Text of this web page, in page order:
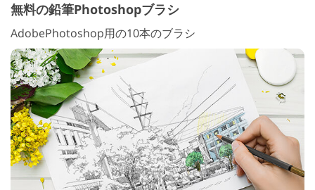
無料の鉛筆Photoshopブラシ
AdobePhotoshop用の10本のブラシ